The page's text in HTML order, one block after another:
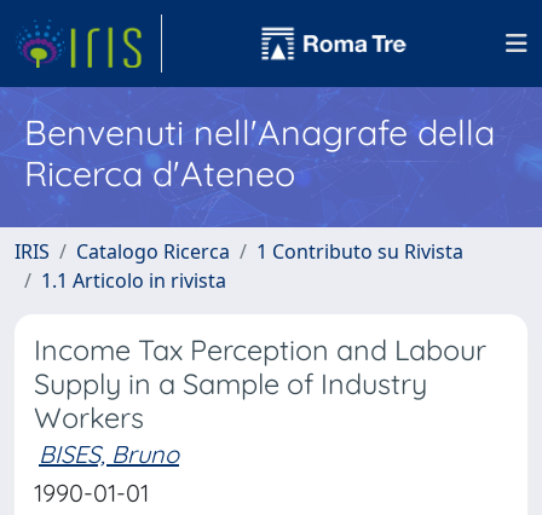
Benvenuti nell'Anagrafe della
Ricerca d'Ateneo
IRIS Catalogo Ricerca
1 Contributo su Rivista
1.1 Articolo in rivista
Income Tax Perception and Labour
Supply in a Sample of Industry
Workers
BISES, Bruno
1990-01-01